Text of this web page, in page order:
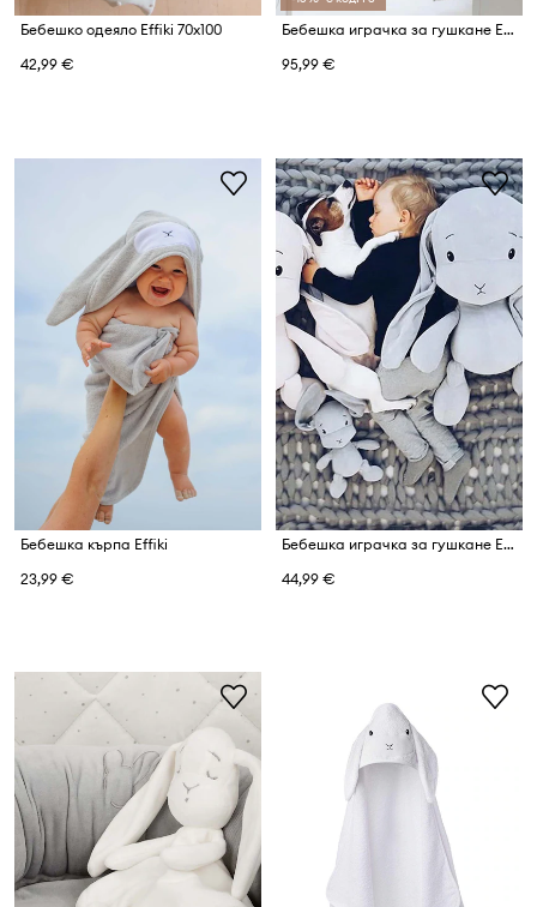
Бебешко одеяло Effiki 70x100
42,99 €
Бебешка играчка за гушкане Effiki
95,99 €
Бебешка кърпа Effiki
23,99 €
Бебешка играчка за гушкане Effiki
44,99 €